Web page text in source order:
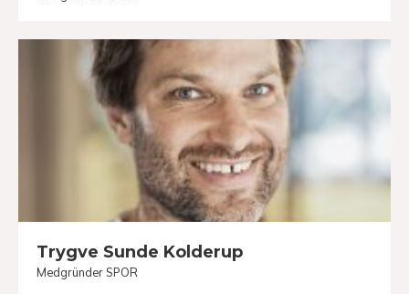
Trygve Sunde Kolderup
Medgründer SPOR